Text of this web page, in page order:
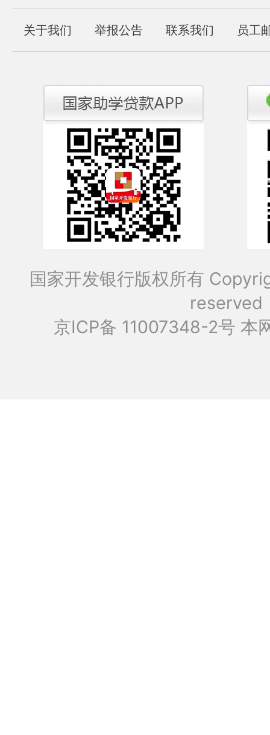
关于我们 举报公告 联系我们 员工
国家开发银行版权所有
reserved
京ICP备 11007348-2号 本